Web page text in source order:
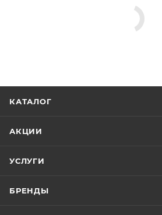
КАТАЛОГ
АКЦИИ
УСЛУГИ
БРЕНДЫ